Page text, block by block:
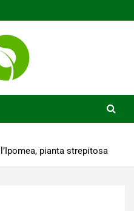
pianta strepitosa